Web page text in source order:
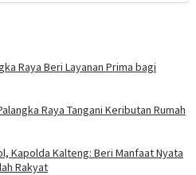
Raya Beri Layanan Prima bagi
Raya Tangani Keributan Rumah
Kapolda Kalteng: Beri Manfaat Nyata
Rakyat